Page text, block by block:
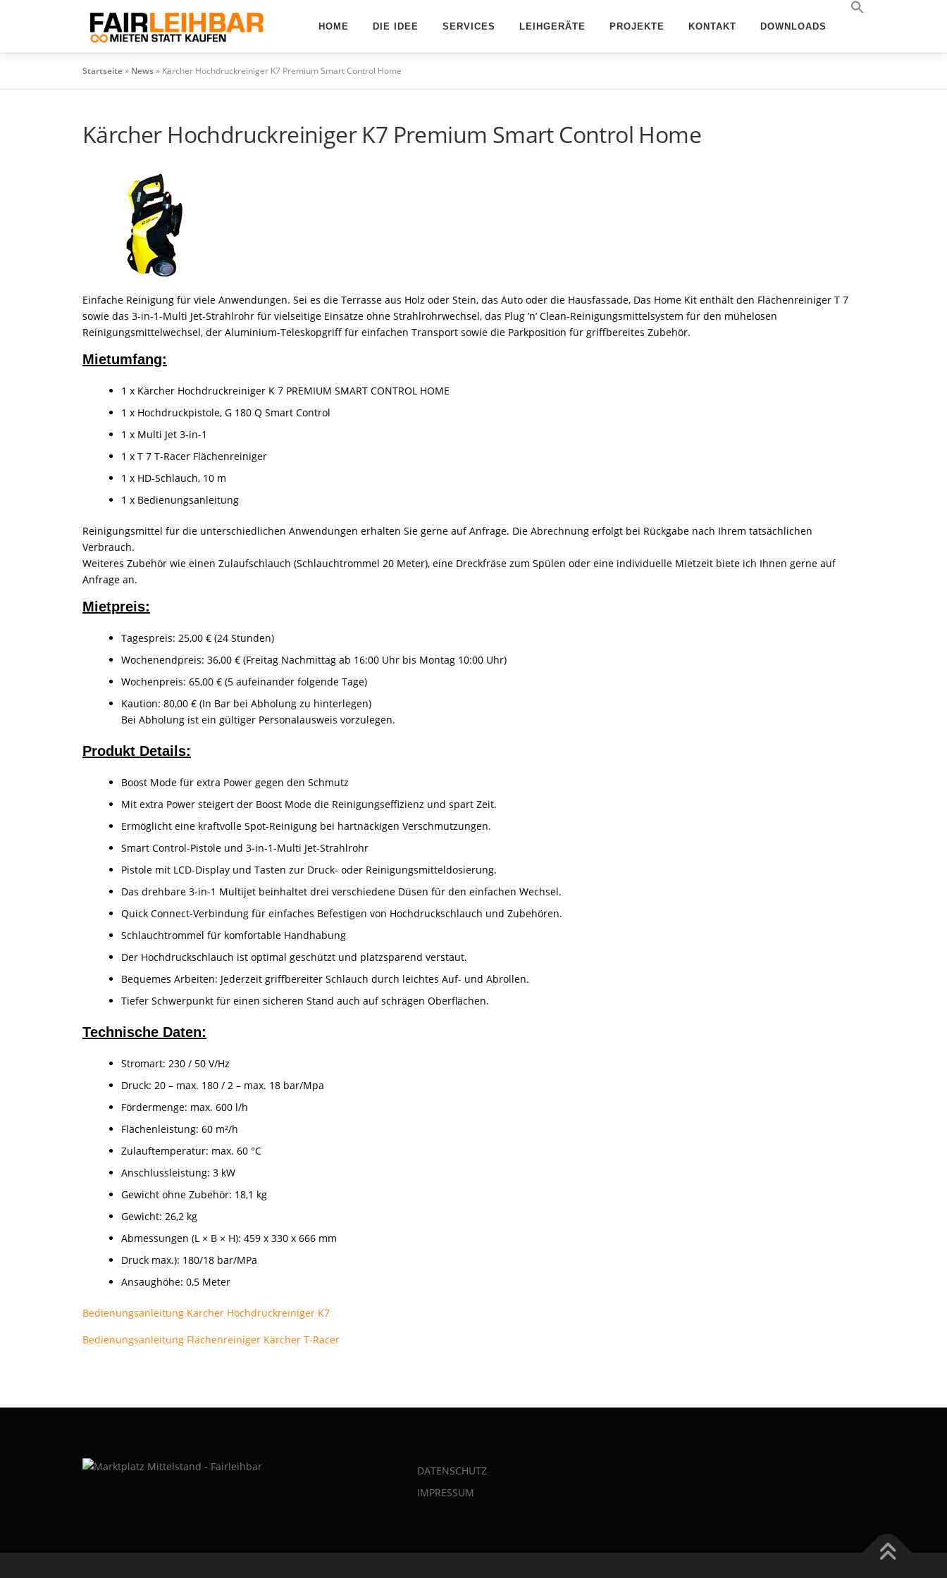
HOME DIE IDEE SERVICES LEIHGERÄTE PROJEKTE KONTAKT DOWNLOADS
Startseite» News» Kärcher Hochdruckreiniger K7 Premium Smart Control Home
Kärcher Hochdruckreiniger K7 Premium Smart Control Home
Einfache Reinigung für viele Anwendungen. Sei es die Terrasse aus Holz oder Stein, das Auto oder die Hausfassade, Das Home Kit enthält den Flächenreiniger T 7
sowie das 3-in-1-Multi Jet-Strahlrohr für vielseitige Einsätze ohne Strahlrohrwechsel, das Plug ’n’ Clean-Reinigungsmittelsystem für den mühelosen
Reinigungsmittelwechsel, der Aluminium-Teleskopgriff für einfachen Transport sowie die Parkposition für griffbereites Zubehör.
Mietumfang:
1 x Kärcher Hochdruckreiniger K 7 PREMIUM SMART CONTROL HOME
1 x Hochdruckpistole, G 180 Q Smart Control
1 x Multi Jet 3-in-1
1 x T 7 T-Racer Flächenreiniger
1 x HD-Schlauch, 10 m
1 x Bedienungsanleitung
Reinigungsmittel für die unterschiedlichen Anwendungen erhalten Sie gerne auf Anfrage. Die Abrechnung erfolgt bei Rückgabe nach Ihrem tatsächlichen
Verbrauch.
Weiteres Zubehör wie einen Zulaufschlauch (Schlauchtrommel 20 Meter), eine Dreckfräse zum Spülen oder eine individuelle Mietzeit biete ich Ihnen gerne auf
Anfrage an.
Mietpreis:
Tagespreis: 25,00 € (24 Stunden)
Wochenendpreis: 36,00 € (Freitag Nachmittag ab 16:00 Uhr bis Montag 10:00 Uhr)
Wochenpreis: 65,00 € (5 aufeinander folgende Tage)
Kaution: 80,00 € (In Bar bei Abholung zu hinterlegen)
Bei Abholung ist ein gültiger Personalausweis vorzulegen.
Produkt Details:
Boost Mode für extra Power gegen den Schmutz
Mit extra Power steigert der Boost Mode die Reinigungseffizienz und spart Zeit.
Ermöglicht eine kraftvolle Spot-Reinigung bei hartnäckigen Verschmutzungen.
Smart Control-Pistole und 3-in-1-Multi Jet-Strahlrohr
Pistole mit LCD-Display und Tasten zur Druck- oder Reinigungsmitteldosierung.
Das drehbare 3-in-1 Multijet beinhaltet drei verschiedene Düsen für den einfachen Wechsel.
Quick Connect-Verbindung für einfaches Befestigen von Hochdruckschlauch und Zubehören.
Schlauchtrommel für komfortable Handhabung
Der Hochdruckschlauch ist optimal geschützt und platzsparend verstaut.
Bequemes Arbeiten: Jederzeit griffbereiter Schlauch durch leichtes Auf- und Abrollen.
Tiefer Schwerpunkt für einen sicheren Stand auch auf schrägen Oberflächen.
Technische Daten:
Stromart: 230 / 50 V/Hz
Druck: 20 – max. 180 / 2 – max. 18 bar/Mpa
Fördermenge: max. 600 l/h
Flächenleistung: 60 m²/h
Zulauftemperatur: max. 60 °C
Anschlussleistung: 3 kW
Gewicht ohne Zubehör: 18,1 kg
Gewicht: 26,2 kg
Abmessungen (L × B × H): 459 x 330 x 666 mm
Druck max.): 180/18 bar/MPa
Ansaughöhe: 0,5 Meter
Bedienungsanleitung Kärcher Hochdruckreiniger K7
Bedienungsanleitung Flächenreiniger Kärcher T-Racer
DATENSCHUTZ
IMPRESSUM